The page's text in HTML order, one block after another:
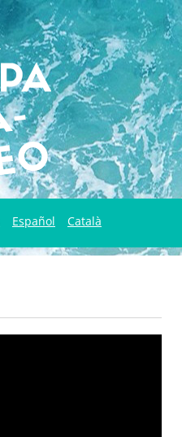
Español Català